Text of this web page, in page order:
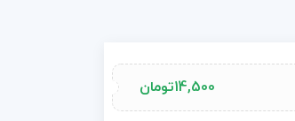
14,500تومان